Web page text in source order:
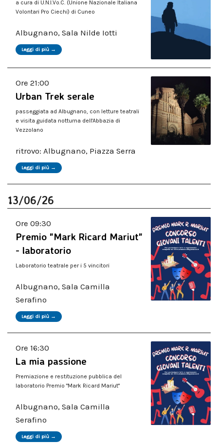
a cura di U.N.I.Vo.C. (Unione Nazionale Italiana
Volontari Pro Ciechi) di Cuneo
Albugnano, Sala Nilde Iotti
Leggi di più →
Ore 21:00
Urban Trek serale
passeggiata ad Albugnano, con letture teatrali
e visita guidata notturna dell'Abbazia di
Vezzolano
ritrovo: Albugnano, Piazza Serra
Leggi di più →
13/06/26
Ore 09:30
Premio "Mark Ricard Mariut"
- laboratorio
Laboratorio teatrale per i 5 vincitori
Albugnano, Sala Camilla
Serafino
Leggi di più →
Ore 16:30
La mia passione
Premiazione e restituzione pubblica del
laboratorio Premio "Mark Ricard Mariut"
Albugnano, Sala Camilla
Serafino
Leggi di più →